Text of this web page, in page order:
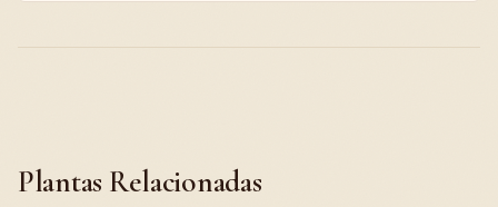
Plantas Relacionadas